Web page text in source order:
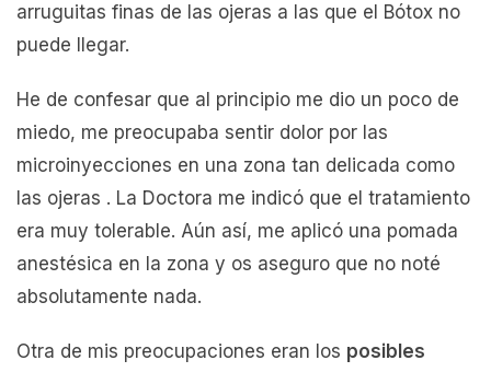
arruguitas finas de las ojeras a las que el Bótox no
puede llegar.
He de confesar que al principio me dio un poco de
miedo, me preocupaba sentir dolor por las
microinyecciones en una zona tan delicada como
las ojeras . La Doctora me indicó que el tratamiento
era muy tolerable. Aún así, me aplicó una pomada
anestésica en la zona y os aseguro que no noté
absolutamente nada.
Otra de mis preocupaciones eran los posibles